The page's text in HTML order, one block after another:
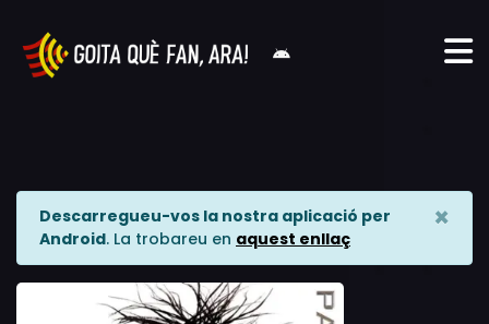
Descarregueu-vos la nostra aplicació per
Android. La trobareu en aquest enllaç
×